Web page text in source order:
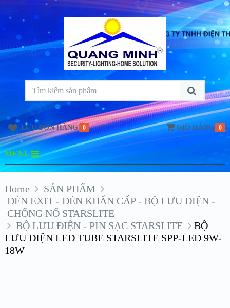
LƯU ĐƠN HÀNG 0 GIỎ HÀNG 0
MENU
Home
SẢN PHẨM
ĐÈN EXIT - ĐÈN KHẨN CẤP - BỘ LƯU ĐIỆN -
CHỐNG NỔ STARSLITE
BỘ LƯU ĐIỆN - PIN SẠC STARSLITE
BỘ
LƯU ĐIỆN LED TUBE STARSLITE SPP-LED 9W-
18W